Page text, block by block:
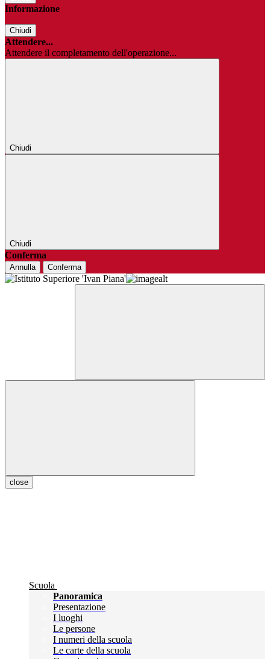
Informazione
Chiudi
Attendere...
Attendere il completamento dell'operazione...
Chiudi
Chiudi
Conferma
Annulla Conferma
close
Scuola
Panoramica
Presentazione
I luoghi
Le persone
I numeri della scuola
Le carte della scuola